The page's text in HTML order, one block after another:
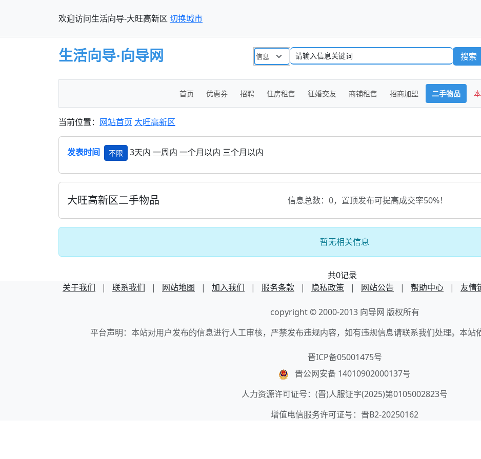
欢迎访问生活向导-大旺高新区 切换城市
生活向导·向导网 搜索
首页 优惠券 招聘 住房租售 征婚交友 商铺租售 招商加盟 二手物品
当前位置： 网站首页 大旺高新区
发表时间 不限 3天内 一周内 一个月以内 三个月以内
大旺高新区二手物品 信息总数： 0，置顶发布可提高成交率50%！
暂无相关信息
共0记录
关于我们
| 联系我们 | 网站地图 | 加入我们 | 服务条款 | 隐私政策 | 网站公告 | 帮助中心 | 友情
copyright © 2000-2013 向导网 版权所有
平台声明：本站对用户发布的信息进行人工审核，严禁发布违规内容，如有违规信息请联系我们处理。本站
晋ICP备05001475号
晋公网安备 14010902000137号
人力资源许可证号：(晋)人服证字(2025)第0105002823号
增值电信服务许可证号：晋B2-20250162